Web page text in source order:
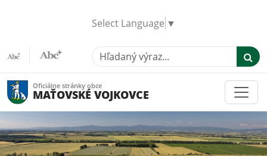
Select Language ▼
Hľadaný výraz...
Oficiálne stránky obce
MAŤOVSKÉ VOJKOVCE